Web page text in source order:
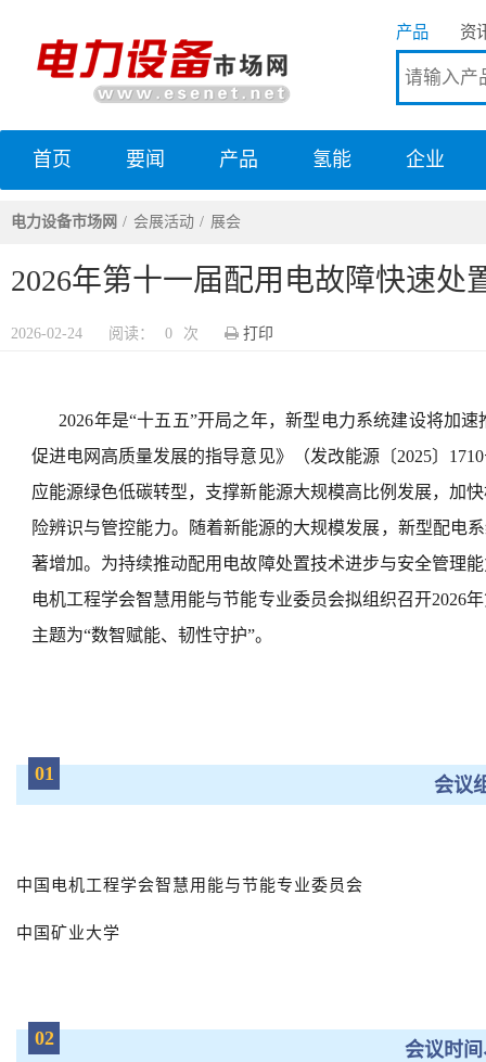
产品 资
首页 要闻 产品 氢能 企业
电力设备市场网 会展活动 展会
2026年第十一届配用电故障快速处
2026-02-24 阅读： 0 次 打印
2026年是“十五五”开局之年，新型电力系统建设将加
促进电网高质量发展的指导意见》（发改能源〔2025〕
应能源绿色低碳转型，支撑新能源大规模高比例发展，加
险辨识与管控能力。随着新能源的大规模发展，新型配电
著增加。为持续推动配用电故障处置技术进步与安全管理
电机工程学会智慧用能与节能专业委员会拟组织召开2026
主题为“数智赋能、韧性守护”。
01
会议
中国电机工程学会智慧用能与节能专业委员会
中国矿业大学
02
会议时